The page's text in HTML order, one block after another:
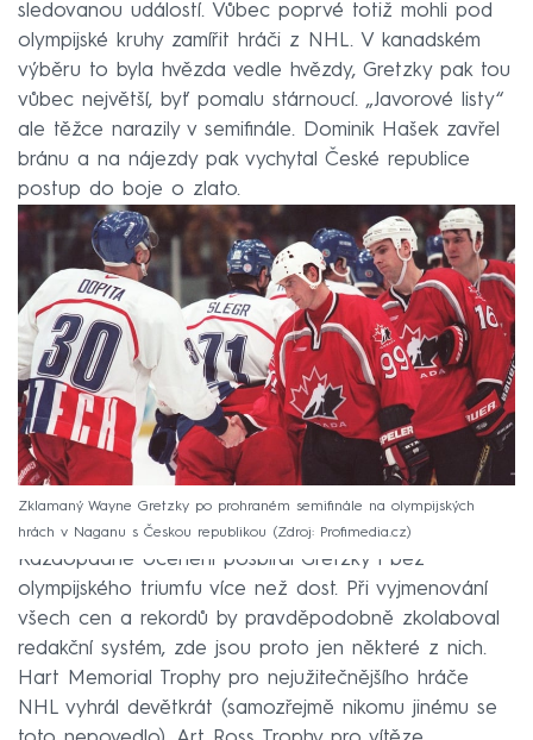
sledovanou událostí. Vůbec poprvé totiž mohli pod
olympijské kruhy zamířit hráči z NHL. V kanadském
výběru to byla hvězda vedle hvězdy, Gretzky pak tou
vůbec největší, byť pomalu stárnoucí. „Javorové listy“
ale těžce narazily v semifinále. Dominik Hašek zavřel
bránu a na nájezdy pak vychytal České republice
postup do boje o zlato.
Zklamaný Wayne Gretzky po prohraném semifinále na olympijských
hrách v Naganu s Českou republikou
Zdroj: Profimedia.cz
Každopádně ocenění posbíral Gretzky i bez
olympijského triumfu více než dost. Při vyjmenování
všech cen a rekordů by pravděpodobně zkolaboval
redakční systém, zde jsou proto jen některé z nich.
Hart Memorial Trophy pro nejužitečnějšího hráče
NHL vyhrál devětkrát (samozřejmě nikomu jinému se